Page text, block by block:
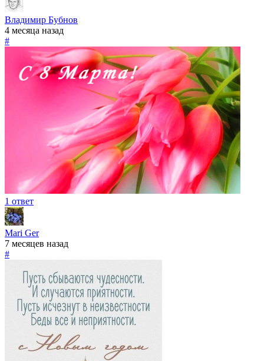
Владимир Бубнов
4 месяца назад
#
1 ответ
Mari Ger
7 месяцев назад
#